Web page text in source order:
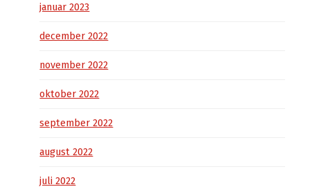
januar 2023
december 2022
november 2022
oktober 2022
september 2022
august 2022
juli 2022